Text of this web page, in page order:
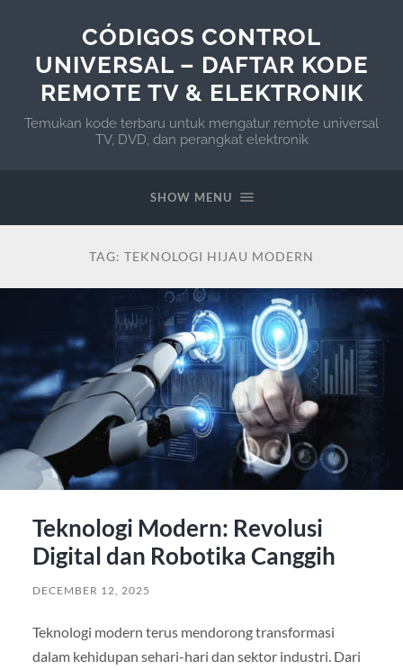
CÓDIGOS CONTROL
UNIVERSAL – DAFTAR KODE
REMOTE TV & ELEKTRONIK
Temukan kode terbaru untuk mengatur remote universal
TV, DVD, dan perangkat elektronik
SHOW MENU
TAG: TEKNOLOGI HIJAU MODERN
Teknologi Modern: Revolusi
Digital dan Robotika Canggih
DECEMBER 12, 2025
Teknologi modern terus mendorong transformasi
dalam kehidupan sehari-hari dan sektor industri. Dari